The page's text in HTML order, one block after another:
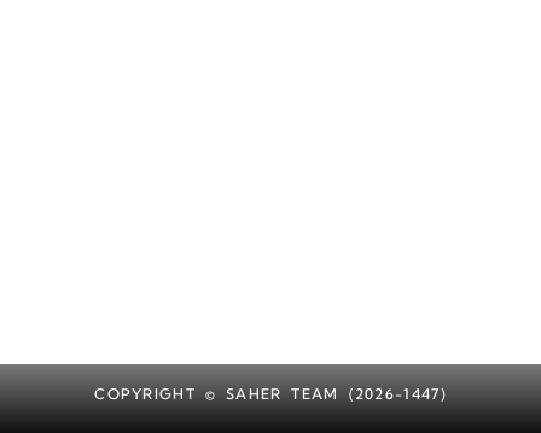
COPYRIGHT © SAHER TEAM (2026-1447)